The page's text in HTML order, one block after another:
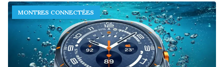
MONTRES CONNECTÉES